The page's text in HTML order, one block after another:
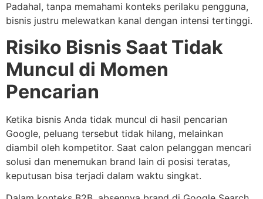
Padahal, tanpa memahami konteks perilaku pengguna,
bisnis justru melewatkan kanal dengan intensi tertinggi.
Risiko Bisnis Saat Tidak
Muncul di Momen
Pencarian
Ketika bisnis Anda tidak muncul di hasil pencarian
Google, peluang tersebut tidak hilang, melainkan
diambil oleh kompetitor. Saat calon pelanggan mencari
solusi dan menemukan brand lain di posisi teratas,
keputusan bisa terjadi dalam waktu singkat.